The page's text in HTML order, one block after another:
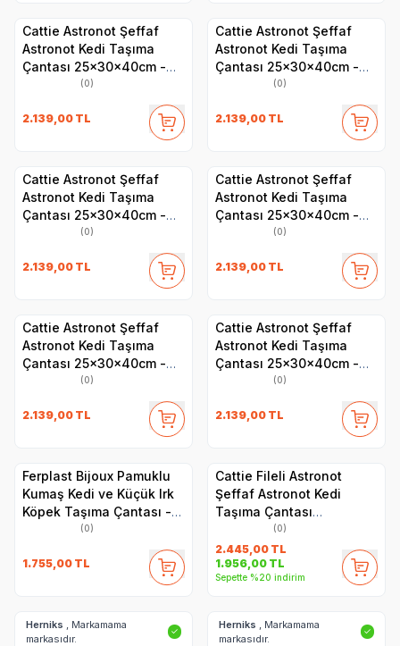
Cattie Astronot Şeffaf
Astronot Kedi Taşıma
Çantası 25x30x40cm -
(0)
2.139,00 TL
Cattie Astronot Şeffaf
Astronot Kedi Taşıma
Çantası 25x30x40cm -
(0)
2.139,00 TL
Cattie Astronot Şeffaf
Astronot Kedi Taşıma
Çantası 25x30x40cm -
(0)
2.139,00 TL
Cattie Astronot Şeffaf
Astronot Kedi Taşıma
Çantası 25x30x40cm -
(0)
2.139,00 TL
Cattie Astronot Şeffaf
Astronot Kedi Taşıma
Çantası 25x30x40cm -
(0)
2.139,00 TL
Cattie Astronot Şeffaf
Astronot Kedi Taşıma
Çantası 25x30x40cm -
(0)
2.139,00 TL
Ferplast Bijoux Pamuklu
Kumaş Kedi ve Küçük Irk
Köpek Taşıma Çantası -
Ayarlanabilir Omuz Askısı,
Fermuarlı - 32x15x34 cm
(0)
1.755,00 TL
Cattie Fileli Astronot
Şeffaf Astronot Kedi
Taşıma Çantası
25x60x40cm - Gri
(0)
2.445,00 TL
1.956,00 TL
Sepette %20 indirim
Herniks
, Markamama
markasıdır.
✓
Herniks
, Markamama
markasıdır.
✓